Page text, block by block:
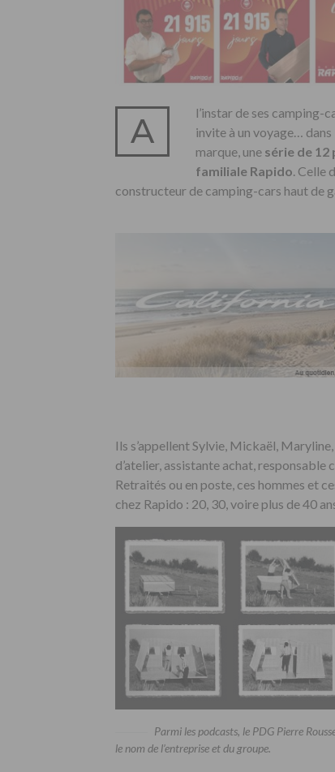
A
l’instar de ses camping-
invite à un voyage…
marque, une série de 12
familiale Rapido. Celle
constructeur de camping-cars haut de
Ils s’appellent Sylvie, Mickaël,
d’atelier, assistante achat,
Retraités ou en poste, ces hommes et
chez Rapido : 20, 30, voire plus de 40
Parmi les podcasts, le PDG Pierre
le nom de l’entreprise et du groupe.